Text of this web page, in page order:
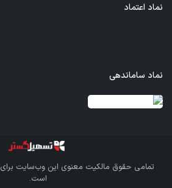
نماد اعتماد
نماد ساماندهی
تمامی حقوق مالکیت معنوی این وب‌سایت برای
است.